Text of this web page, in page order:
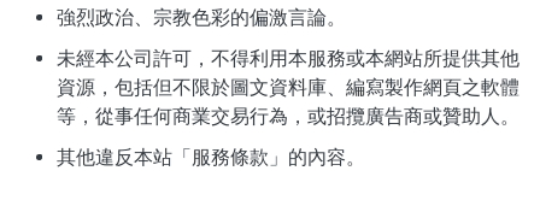
強烈政治、宗教色彩的偏激言論。
未經本公司許可，不得利用本服務或本網站所提供其他
資源，包括但不限於圖文資料庫、編寫製作網頁之軟體
等，從事任何商業交易行為，或招攬廣告商或贊助人。
其他違反本站「服務條款」的內容。